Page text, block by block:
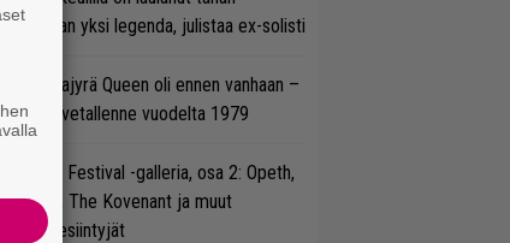
tasan yksi legenda, julistaa ex-solisti
keikkajyrä Queen oli ennen vanhaan –
livetallenne vuodelta 1979
Metal Festival -galleria, osa 2: Opeth,
Lost, The Kovenant ja muut
esiintyjät